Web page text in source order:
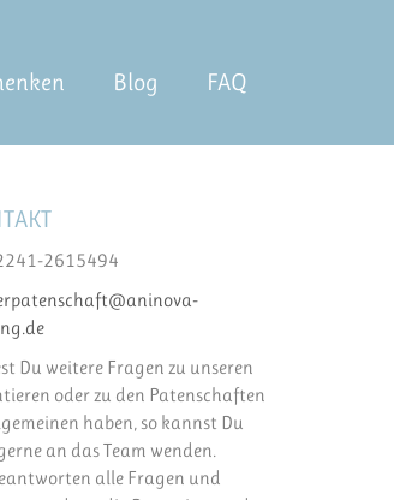
Blog FAQ
2615494
Du weitere Fragen zu unseren
oder zu den Patenschaften
haben, so kannst Du
an das Team wenden.
alle Fragen und